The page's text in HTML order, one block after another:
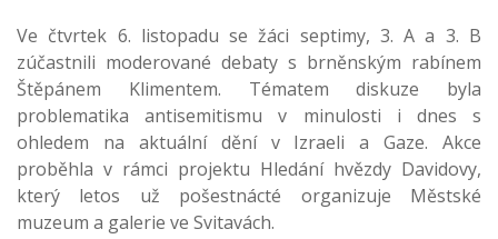
Ve čtvrtek 6. listopadu se žáci septimy, 3. A a 3. B
zúčastnili moderované debaty s brněnským rabínem
Štěpánem Klimentem. Tématem diskuze byla
problematika antisemitismu v minulosti i dnes s
ohledem na aktuální dění v Izraeli a Gaze. Akce
proběhla v rámci projektu Hledání hvězdy Davidovy,
který letos už pošestnácté organizuje Městské
muzeum a galerie ve Svitavách.